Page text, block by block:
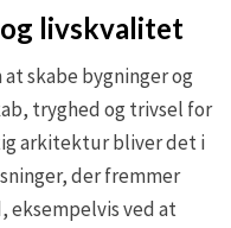
livskvalitet
skabe bygninger og
tryghed og trivsel for
arkitektur bliver det i
der fremmer
eksempelvis ved at